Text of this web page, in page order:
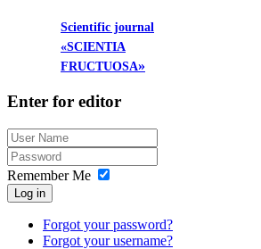
Scientific journal
«SCIENTIA
FRUCTUOSA»
Enter for editor
Remember Me
Log in
Forgot your password?
Forgot your username?